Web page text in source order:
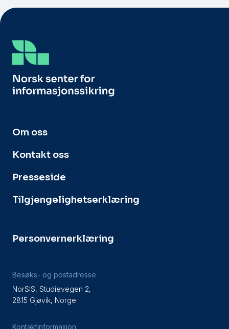
Om oss
Kontakt oss
Presseside
Tilgjengelighetserklæring
Personvernerklæring
Besøks- og postadresse
NorSIS, Studievegen 2,
2815 Gjøvik, Norge
Kontaktinformasjon